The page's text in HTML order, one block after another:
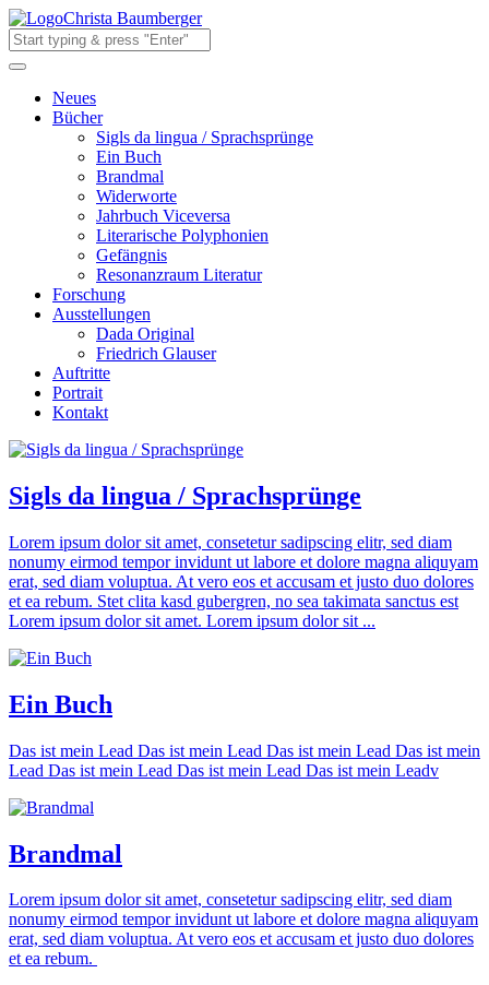
Christa Baumberger
Neues
Bücher
Sigls da lingua / Sprachsprünge
Ein Buch
Brandmal
Widerworte
Jahrbuch Viceversa
Literarische Polyphonien
Gefängnis
Resonanzraum Literatur
Forschung
Ausstellungen
Dada Original
Friedrich Glauser
Auftritte
Portrait
Kontakt
Sigls da lingua / Sprachsprünge
Lorem ipsum dolor sit amet, consetetur sadipscing elitr, sed diam
nonumy eirmod tempor invidunt ut labore et dolore magna aliquyam
erat, sed diam voluptua. At vero eos et accusam et justo duo dolores
et ea rebum. Stet clita kasd gubergren, no sea takimata sanctus est
Lorem ipsum dolor sit amet. Lorem ipsum dolor sit ...
Ein Buch
Das ist mein Lead Das ist mein Lead Das ist mein Lead Das ist mein
Lead Das ist mein Lead Das ist mein Lead Das ist mein Leadv
Brandmal
Lorem ipsum dolor sit amet, consetetur sadipscing elitr, sed diam
nonumy eirmod tempor invidunt ut labore et dolore magna aliquyam
erat, sed diam voluptua. At vero eos et accusam et justo duo dolores
et ea rebum.